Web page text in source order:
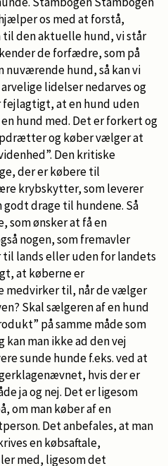
os med at forstå,
den aktuelle hund, vi står
de forfædre, som på
nuværende hund, så kan vi
lidelser nedarves og
fejlagtigt, at en hund uden
hund med. Det er forkert og
og køber vælger at
Den kritiske
der er købere til
krybskytter, som leverer
godt drage til hundene. Så
som ønsker at få en
nogen, som fremavler
til lands eller uden for landets
at køberne er
medvirker til, når de vælger
Skal sælgeren af en hund
på samme måde som
man ikke ad den vej
sunde hunde f.eks. ved at
hvis der er
ja og nej. Det er ligesom
om man køber af en
Det anbefales, at man
en købsaftale,
med, ligesom det